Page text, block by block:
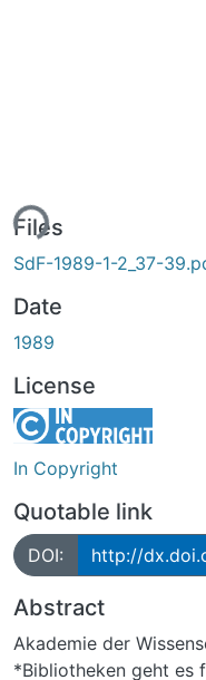
Files
SdF-1989-1-2_37-
Date
1989
License
In Copyright
Quotable link
DOI: http://
Abstract
Akademie der
*Bibliotheken geht es